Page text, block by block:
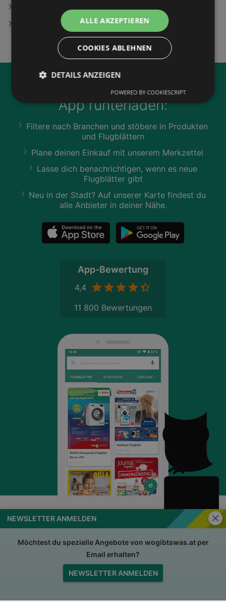
NEWSLETTER ANMELDEN
Möchtest du spezielle Angebote von wogibtswas.at per
Email erhalten?
NEWSLETTER ANMELDEN
Telefunken D40U300A4Cw Angebote
Suede G Angebote
wogibtswas.at
App runterladen:
Filtere nach Branchen und stöbere in Produkten
und Flugblättern
Plane deinen Einkauf mit unserem Merkzettel
Lasse dich benachrichtigen, wenn es neue
Flugblätter gibt
Neu in der Stadt? Auf unserer Karte findest du
alle Anbieter in deiner Nähe.
App-Bewertung
4,4
11 800 Bewertungen
wogibtswas.at Impressum
Nutzungsbedingungen AGB
Datenschutzerklärung
Jobs
ALLE AKZEPTIEREN
COOKIES ABLEHNEN
DETAILS ANZEIGEN
POWERED BY COOKIESCRIPT